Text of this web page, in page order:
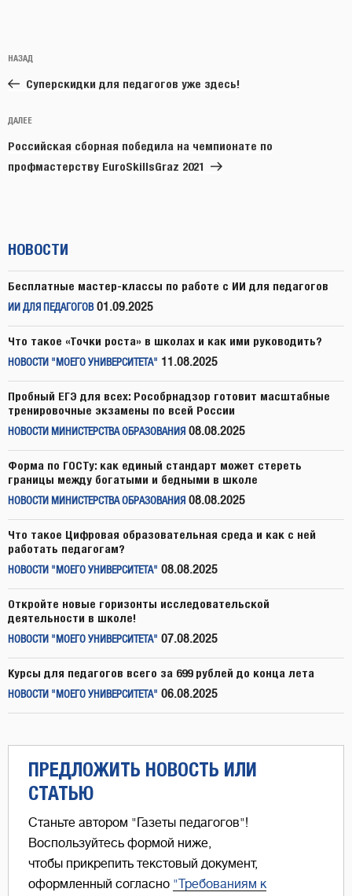
по
записям
Предыдущая
запись:
НАЗАД
Суперскидки для педагогов уже здесь!
Следующая
запись
ДАЛЕЕ
Российская сборная победила на чемпионате по
профмастерству EuroSkillsGraz 2021
НОВОСТИ
Бесплатные мастер-классы по работе с ИИ для педагогов
ИИ ДЛЯ ПЕДАГОГОВ 01.09.2025
Что такое «Точки роста» в школах и как ими руководить?
НОВОСТИ "МОЕГО УНИВЕРСИТЕТА" 11.08.2025
Пробный ЕГЭ для всех: Рособрнадзор готовит масштабные
тренировочные экзамены по всей России
НОВОСТИ МИНИСТЕРСТВА ОБРАЗОВАНИЯ 08.08.2025
Форма по ГОСТу: как единый стандарт может стереть
границы между богатыми и бедными в школе
НОВОСТИ МИНИСТЕРСТВА ОБРАЗОВАНИЯ 08.08.2025
Что такое Цифровая образовательная среда и как с ней
работать педагогам?
НОВОСТИ "МОЕГО УНИВЕРСИТЕТА" 08.08.2025
Откройте новые горизонты исследовательской
деятельности в школе!
НОВОСТИ "МОЕГО УНИВЕРСИТЕТА" 07.08.2025
Курсы для педагогов всего за 699 рублей до конца лета
НОВОСТИ "МОЕГО УНИВЕРСИТЕТА" 06.08.2025
ПРЕДЛОЖИТЬ НОВОСТЬ ИЛИ
СТАТЬЮ
Станьте автором "Газеты педагогов"!
Воспользуйтесь формой ниже,
чтобы прикрепить текстовый документ,
оформленный согласно "Требованиям к